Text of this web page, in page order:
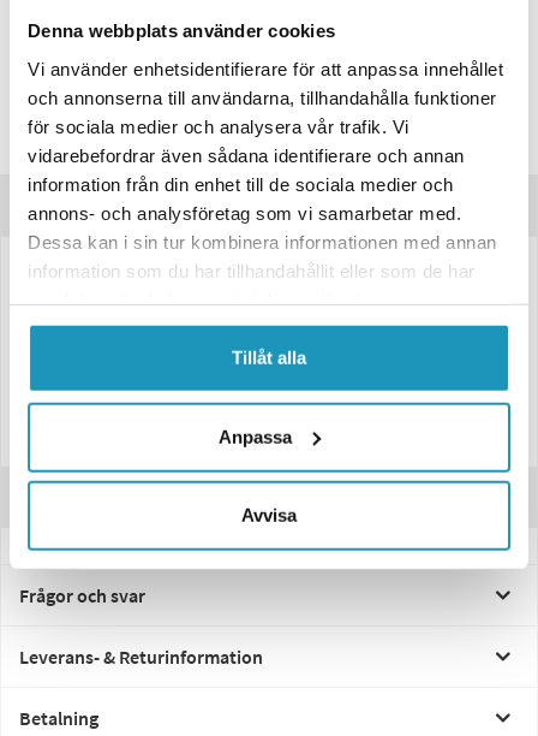
Denna webbplats använder cookies
Vi använder enhetsidentifierare för att anpassa innehållet
och annonserna till användarna, tillhandahålla funktioner
för sociala medier och analysera vår trafik. Vi
vidarebefordrar även sådana identifierare och annan
information från din enhet till de sociala medier och
annons- och analysföretag som vi samarbetar med.
Dessa kan i sin tur kombinera informationen med annan
information som du har tillhandahållit eller som de har
Tillåt alla
Anpassa
Avvisa
Lägsta pris de senaste 30-dagarna:
47 kr
Leverans- & Returinformation
Spara produkt
Frågor om produkten?
Produktinformation
Pris per styck
Gänglängd 28 mm
Hjulbult M12x1,5, konisk 60grader
Frågor och svar
Leverans- & Returinformation
Betalning